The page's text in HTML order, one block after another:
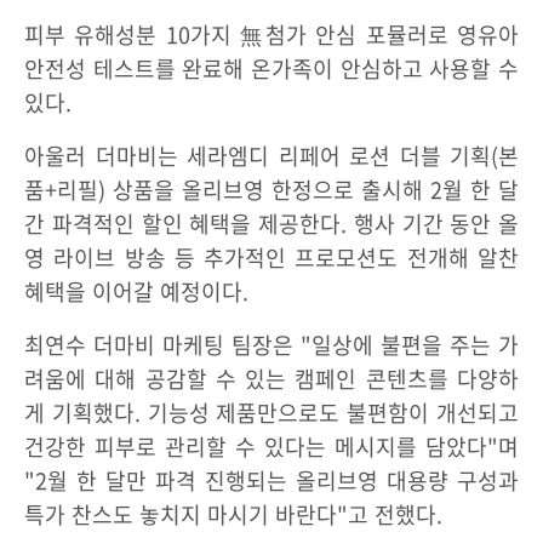
피부 유해성분 10가지 無첨가 안심 포뮬러로 영유아
안전성 테스트를 완료해 온가족이 안심하고 사용할 수
있다.
아울러 더마비는 세라엠디 리페어 로션 더블 기획(본
품+리필) 상품을 올리브영 한정으로 출시해 2월 한 달
간 파격적인 할인 혜택을 제공한다. 행사 기간 동안 올
영 라이브 방송 등 추가적인 프로모션도 전개해 알찬
혜택을 이어갈 예정이다.
최연수 더마비 마케팅 팀장은 "일상에 불편을 주는 가
려움에 대해 공감할 수 있는 캠페인 콘텐츠를 다양하
게 기획했다. 기능성 제품만으로도 불편함이 개선되고
건강한 피부로 관리할 수 있다는 메시지를 담았다"며
"2월 한 달만 파격 진행되는 올리브영 대용량 구성과
특가 찬스도 놓치지 마시기 바란다"고 전했다.